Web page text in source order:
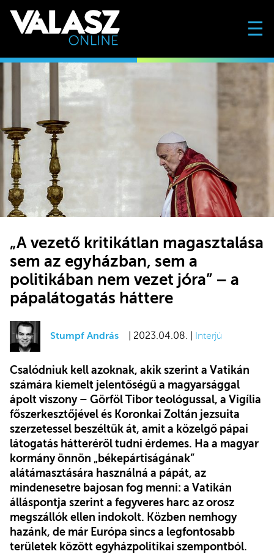
☰
„A vezető kritikátlan magasztalása
sem az egyházban, sem a
politikában nem vezet jóra” – a
pápalátogatás háttere
Stumpf András | 2023.04.08. | Interjú
Csalódniuk kell azoknak, akik szerint a Vatikán
számára kiemelt jelentőségű a magyarsággal
ápolt viszony – Görföl Tibor teológussal, a Vigília
főszerkesztőjével és Koronkai Zoltán jezsuita
szerzetessel beszéltük át, amit a közelgő pápai
látogatás hátteréről tudni érdemes. Ha a magyar
kormány önnön „békepártiságának”
alátámasztására használná a pápát, az
mindenesetre bajosan fog menni: a Vatikán
álláspontja szerint a fegyveres harc az orosz
megszállók ellen indokolt. Közben nemhogy
hazánk, de már Európa sincs a legfontosabb
területek között egyházpolitikai szempontból.